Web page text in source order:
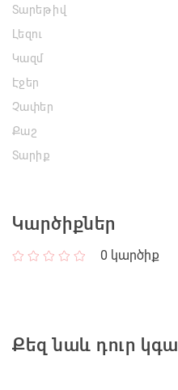
Տարեթիվ
Լեզու
Կազմ
Էջեր
Չափեր
Քաշ
Տարիք
Կարծիքներ
0 կարծիք
Քեզ նաև դուր կգա